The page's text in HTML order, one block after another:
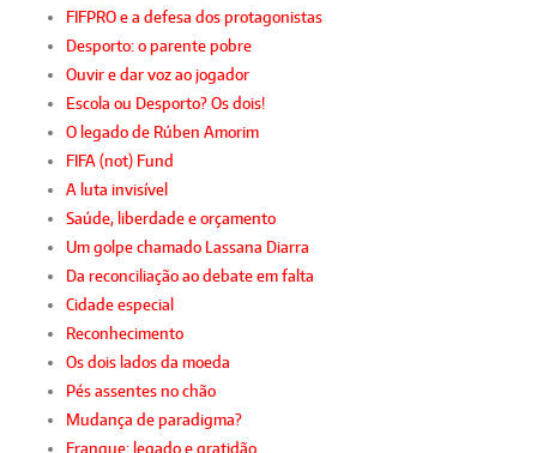
FIFPRO e a defesa dos protagonistas
Desporto: o parente pobre
Ouvir e dar voz ao jogador
Escola ou Desporto? Os dois!
O legado de Rúben Amorim
FIFA (not) Fund
A luta invisível
Saúde, liberdade e orçamento
Um golpe chamado Lassana Diarra
Da reconciliação ao debate em falta
Cidade especial
Reconhecimento
Os dois lados da moeda
Pés assentes no chão
Mudança de paradigma?
Franque: legado e gratidão